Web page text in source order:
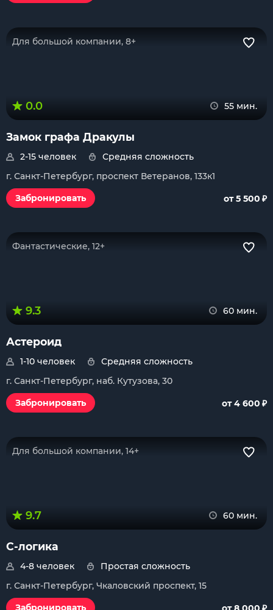
Для большой компании, 8+
0.0 55 мин.
Замок графа Дракулы
2-15 человек
Средняя сложность
г. Санкт-Петербург, проспект Ветеранов, 133к1
Забронировать
от 5 500 ₽
Фантастические, 12+
9.3 60 мин.
Астероид
1-10 человек
Средняя сложность
г. Санкт-Петербург, наб. Кутузова, 30
Забронировать
от 4 600 ₽
Для большой компании, 14+
9.7 60 мин.
С-логика
4-8 человек
Простая сложность
г. Санкт-Петербург, Чкаловский проспект, 15
Забронировать
₽